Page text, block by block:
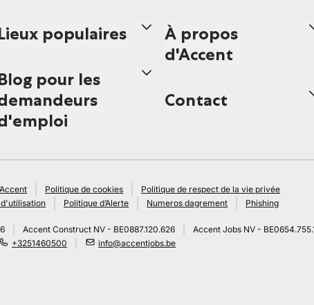
populaires
pour les
À propos
d'Accent
Contact
Politique de cookies
Politique de respect de la vie privée
Politique d’Alerte Numeros dagrement Phishing
Accent Construct NV - BE0887.120.626
Accent Jobs NV -
+3251460500 info@accentjobs.be